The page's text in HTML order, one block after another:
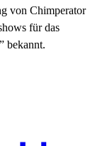
von Chimperator
für das
bekannt.